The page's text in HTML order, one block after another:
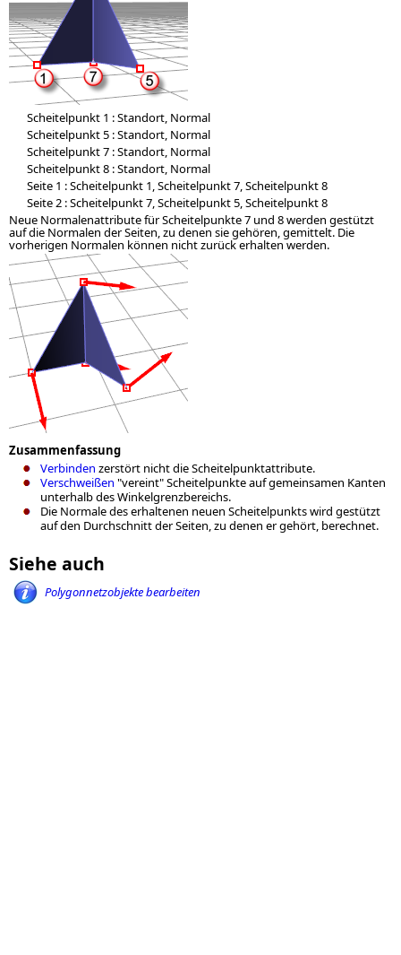
Scheitelpunkt 1 : Standort, Normal
Scheitelpunkt 5 : Standort, Normal
Scheitelpunkt 7 : Standort, Normal
Scheitelpunkt 8 : Standort, Normal
Seite 1 : Scheitelpunkt 1, Scheitelpunkt 7, Scheitelpunkt 8
Seite 2 : Scheitelpunkt 7, Scheitelpunkt 5, Scheitelpunkt 8
Neue Normalenattribute für Scheitelpunkte 7 und 8 werden gestützt
auf die Normalen der Seiten, zu denen sie gehören, gemittelt. Die
vorherigen Normalen können nicht zurück erhalten werden.
Zusammenfassung
Verbinden zerstört nicht die Scheitelpunktattribute.
Verschweißen "vereint" Scheitelpunkte auf gemeinsamen Kanten
unterhalb des Winkelgrenzbereichs.
Die Normale des erhaltenen neuen Scheitelpunkts wird gestützt
auf den Durchschnitt der Seiten, zu denen er gehört, berechnet.
Siehe auch
Polygonnetzobjekte bearbeiten